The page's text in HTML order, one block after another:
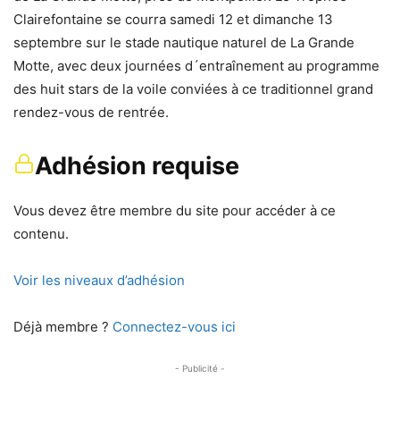
Clairefontaine se courra samedi 12 et dimanche 13
septembre sur le stade nautique naturel de La Grande
Motte, avec deux journées d´entraînement au programme
des huit stars de la voile conviées à ce traditionnel grand
rendez-vous de rentrée.
Adhésion requise
Vous devez être membre du site pour accéder à ce
contenu.
Voir les niveaux d’adhésion
Déjà membre ? Connectez-vous ici
- Publicité -